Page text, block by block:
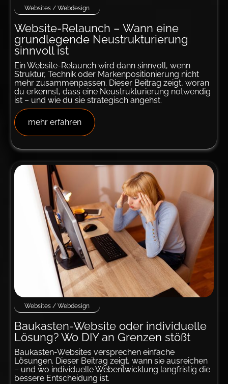
Websites / Webdesign
Website-Relaunch – Wann eine
grund­­­legende Neu­strukturierung
sinn­voll ist
Ein Website-Relaunch wird dann sinnvoll, wenn
Struktur, Technik oder Markenpositionierung nicht
mehr zusammenpassen. Dieser Beitrag zeigt, woran
du erkennst, dass eine Neustrukturierung notwendig
ist – und wie du sie strategisch angehst.
mehr erfahren
Websites / Webdesign
Baukasten-Website oder indi­vi­duelle
Lösung? Wo DIY an Gren­zen stößt
Baukasten-Websites versprechen einfache
Lösungen. Dieser Beitrag zeigt, wann sie ausreichen
– und wo individuelle Webentwicklung langfristig die
bessere Entscheidung ist.